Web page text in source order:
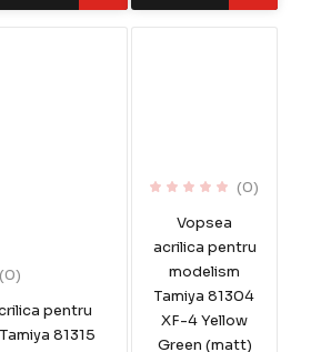
(0)
pentru
81315
(0)
Vopsea
acrilica pentru
modelism
Tamiya 81304
XF-4 Yellow
Green (matt)